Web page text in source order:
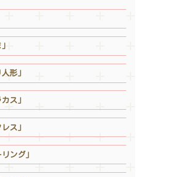
形」
ス」
ス」
ング」